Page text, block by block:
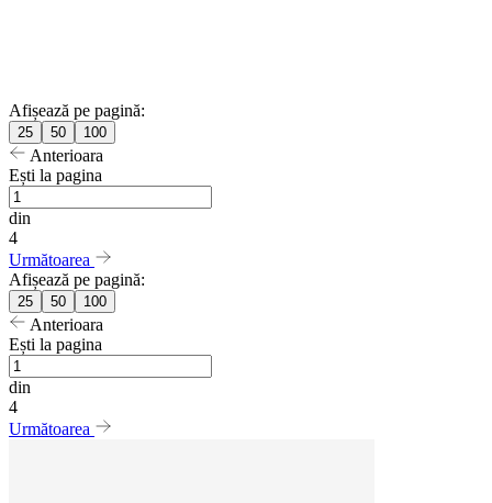
Afișează pe pagină:
25 50 100
Anterioara
Ești la pagina
din
4
Următoarea
Afișează pe pagină:
25 50 100
Anterioara
Ești la pagina
din
4
Următoarea